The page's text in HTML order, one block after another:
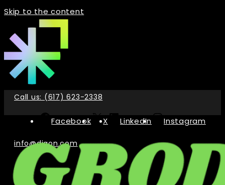
Skip to the content
Call us: (617) 623-2338
Facebook X LinkedIn Instagram
info@digon.com